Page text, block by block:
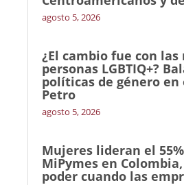
agosto 5, 2026
¿El cambio fue con
personas LGBTIQ+?
políticas de género en
Petro
agosto 5, 2026
Mujeres lideran el
MiPymes en
poder cuando las